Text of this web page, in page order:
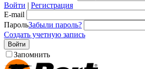
Войти | Регистрация
E-mail
ПарольЗабыли пароль?
Создать учетную запись
Войти
Запомнить